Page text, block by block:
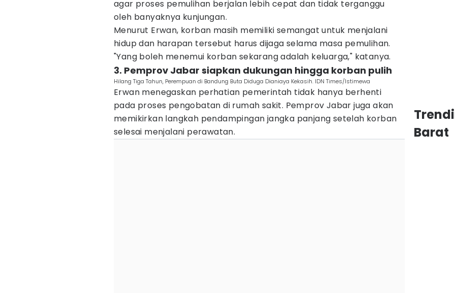
agar proses pemulihan berjalan lebih cepat dan tidak terganggu
oleh banyaknya kunjungan.
Menurut Erwan, korban masih memiliki semangat untuk menjalani
hidup dan harapan tersebut harus dijaga selama masa pemulihan.
"Yang boleh menemui korban sekarang adalah keluarga," katanya.
3. Pemprov Jabar siapkan dukungan hingga korban pulih
Hilang Tiga Tahun, Perempuan di Bandung Buta Diduga Dianiaya Kekasih. IDN Times/Istimewa
Erwan menegaskan perhatian pemerintah tidak hanya berhenti
pada proses pengobatan di rumah sakit. Pemprov Jabar juga akan
memikirkan langkah pendampingan jangka panjang setelah korban
selesai menjalani perawatan.
Barat